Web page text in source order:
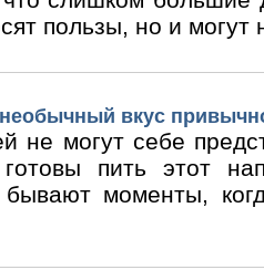
пользы, но и могут
вкус
не могут себе
пить этот
моменты,